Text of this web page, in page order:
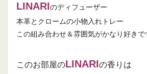
LINARIのディフューザー
本革とクロームの小物入れトレー
この組み合わせ＆雰囲気がかなり好きで
このお部屋のLINARIの香りは